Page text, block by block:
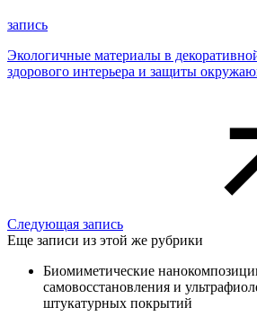
запись
Экологичные материалы в
здорового интерьера и защиты
Следующая запись
Еще записи из этой же рубрики
Биомиметические
самовосстановления и
штукатурных покрытий